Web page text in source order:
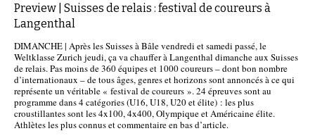
Preview | Suisses de relais : festival de coureurs à
Langenthal
DIMANCHE | Après les Suisses à Bâle vendredi et samedi passé, le
Weltklasse Zurich jeudi, ça va chauffer à Langenthal dimanche aux Suisses
de relais. Pas moins de 360 équipes et 1000 coureurs – dont bon nombre
d’internationaux – de tous âges, genres et horizons sont annoncés à ce qui
représente un véritable « festival de coureurs ». 24 épreuves sont au
programme dans 4 catégories (U16, U18, U20 et élite) : les plus
croustillantes sont les 4x100, 4x400, Olympique et Américaine élite.
Athlètes les plus connus et commentaire en bas d’article.